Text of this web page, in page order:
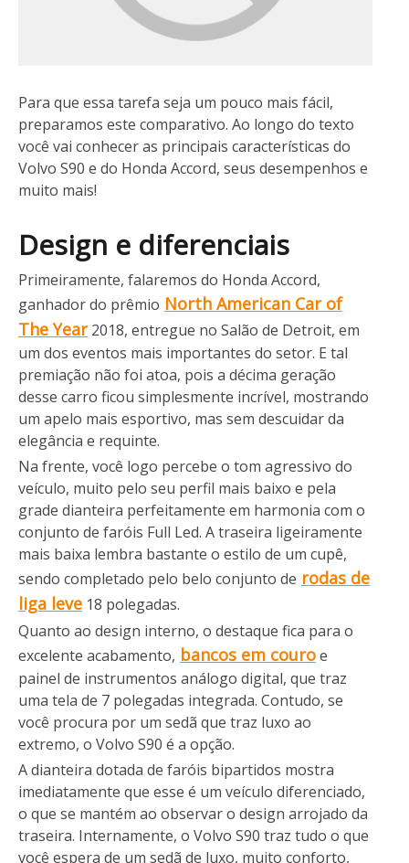
Para que essa tarefa seja um pouco mais fácil,
preparamos este comparativo. Ao longo do texto
você vai conhecer as principais características do
Volvo S90 e do Honda Accord, seus desempenhos e
muito mais!
Design e diferenciais
Primeiramente, falaremos do Honda Accord,
ganhador do prêmio North American Car of
The Year2018, entregue no Salão de Detroit, em
um dos eventos mais importantes do setor. E tal
premiação não foi atoa, pois a décima geração
desse carro ficou simplesmente incrível, mostrando
um apelo mais esportivo, mas sem descuidar da
elegância e requinte.
Na frente, você logo percebe o tom agressivo do
veículo, muito pelo seu perfil mais baixo e pela
grade dianteira perfeitamente em harmonia com o
conjunto de faróis Full Led. A traseira ligeiramente
mais baixa lembra bastante o estilo de um cupê,
sendo completado pelo belo conjunto de rodas de
liga leve 18 polegadas.
Quanto ao design interno, o destaque fica para o
excelente acabamento, bancos em couroe
painel de instrumentos análogo digital, que traz
uma tela de 7 polegadas integrada. Contudo, se
você procura por um sedã que traz luxo ao
extremo, o Volvo S90 é a opção.
A dianteira dotada de faróis bipartidos mostra
imediatamente que esse é um veículo diferenciado,
o que se mantém ao observar o design arrojado da
traseira. Internamente, o Volvo S90 traz tudo o que
você espera de um sedã de luxo, muito conforto,